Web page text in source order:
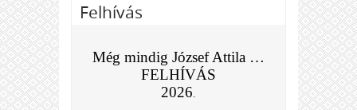
Felhívás
Még mindig József Attila …
FELHÍVÁS
2026.